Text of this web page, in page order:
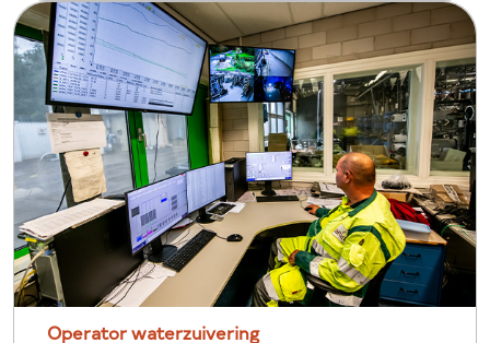
Operator waterzuivering